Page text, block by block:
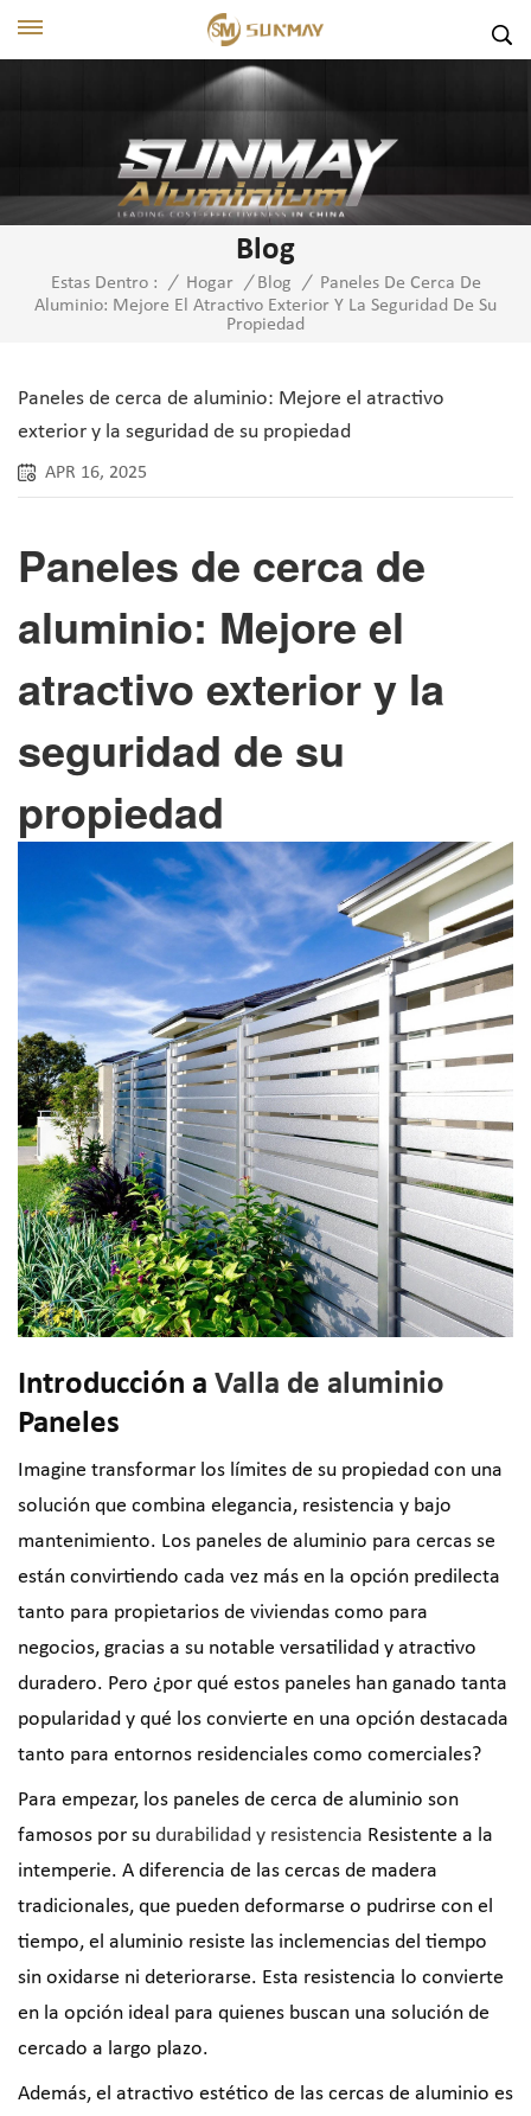
Blog
Estas Dentro : / Hogar / Blog /
Paneles De Cerca De
Aluminio: Mejore El Atractivo Exterior Y La Seguridad De Su
Propiedad
Paneles de cerca de aluminio: Mejore el atractivo
exterior y la seguridad de su propiedad
APR 16, 2025
Paneles de cerca de
aluminio: Mejore el
atractivo exterior y la
seguridad de su
propiedad
Introducción a Valla de aluminio
Paneles
Imagine transformar los límites de su propiedad con una
solución que combina elegancia, resistencia y bajo
mantenimiento. Los paneles de aluminio para cercas se
están convirtiendo cada vez más en la opción predilecta
tanto para propietarios de viviendas como para
negocios, gracias a su notable versatilidad y atractivo
duradero. Pero ¿por qué estos paneles han ganado tanta
popularidad y qué los convierte en una opción destacada
tanto para entornos residenciales como comerciales?
Para empezar, los paneles de cerca de aluminio son
famosos por su durabilidad y resistencia Resistente a la
intemperie. A diferencia de las cercas de madera
tradicionales, que pueden deformarse o pudrirse con el
tiempo, el aluminio resiste las inclemencias del tiempo
sin oxidarse ni deteriorarse. Esta resistencia lo convierte
en la opción ideal para quienes buscan una solución de
cercado a largo plazo.
Además, el atractivo estético de las cercas de aluminio es